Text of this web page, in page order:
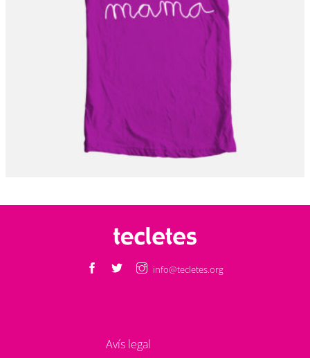
info@tecletes.org
Avís legal